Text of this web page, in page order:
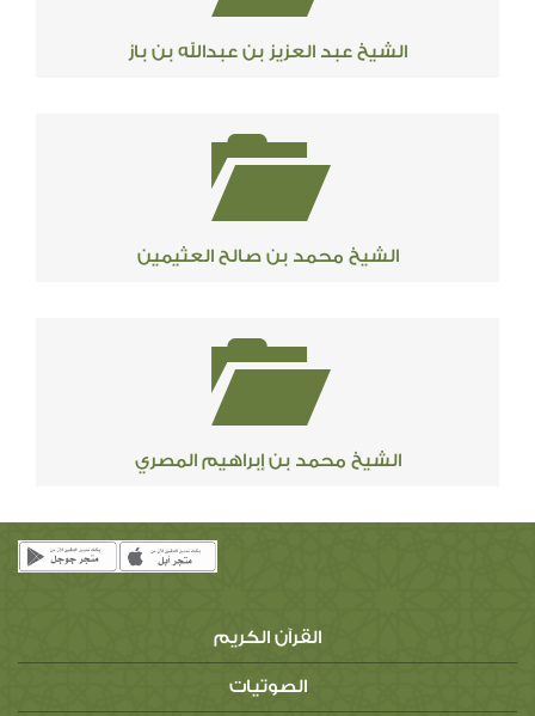
الشيخ عبد العزيز بن عبدالله بن باز
الشيخ محمد بن صالح العثيمين
الشيخ محمد بن إبراهيم المصري
القرآن الكريم
الصوتيات